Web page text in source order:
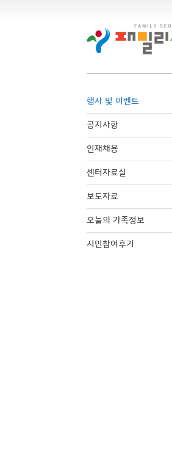
행사 및 이벤트
공지사항
인재채용
센터자료실
보도자료
오늘의 가족정보
시민참여후기